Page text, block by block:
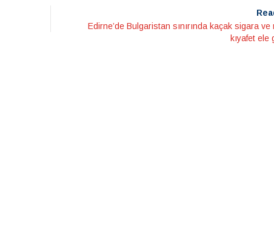
Edirne’de Bulgaristan sınırında kaçak sigara ve
kıyafet ele